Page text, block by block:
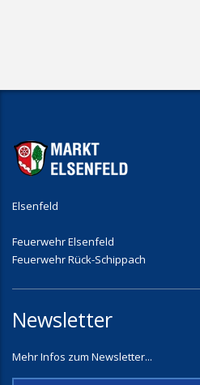
Elsenfeld
Feuerwehr Elsenfeld
Feuerwehr Rück-Schippach
Newsletter
Mehr Infos zum Newsletter...